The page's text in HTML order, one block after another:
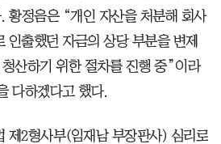
황정음은 “개인 자산을 처분해 회사
인출했던 자금의 상당 부분을 변제
산하기 위한 절차를 진행 중”이라
다하겠다고 했다.
제2형사부(임재남 부장판사) 심리로